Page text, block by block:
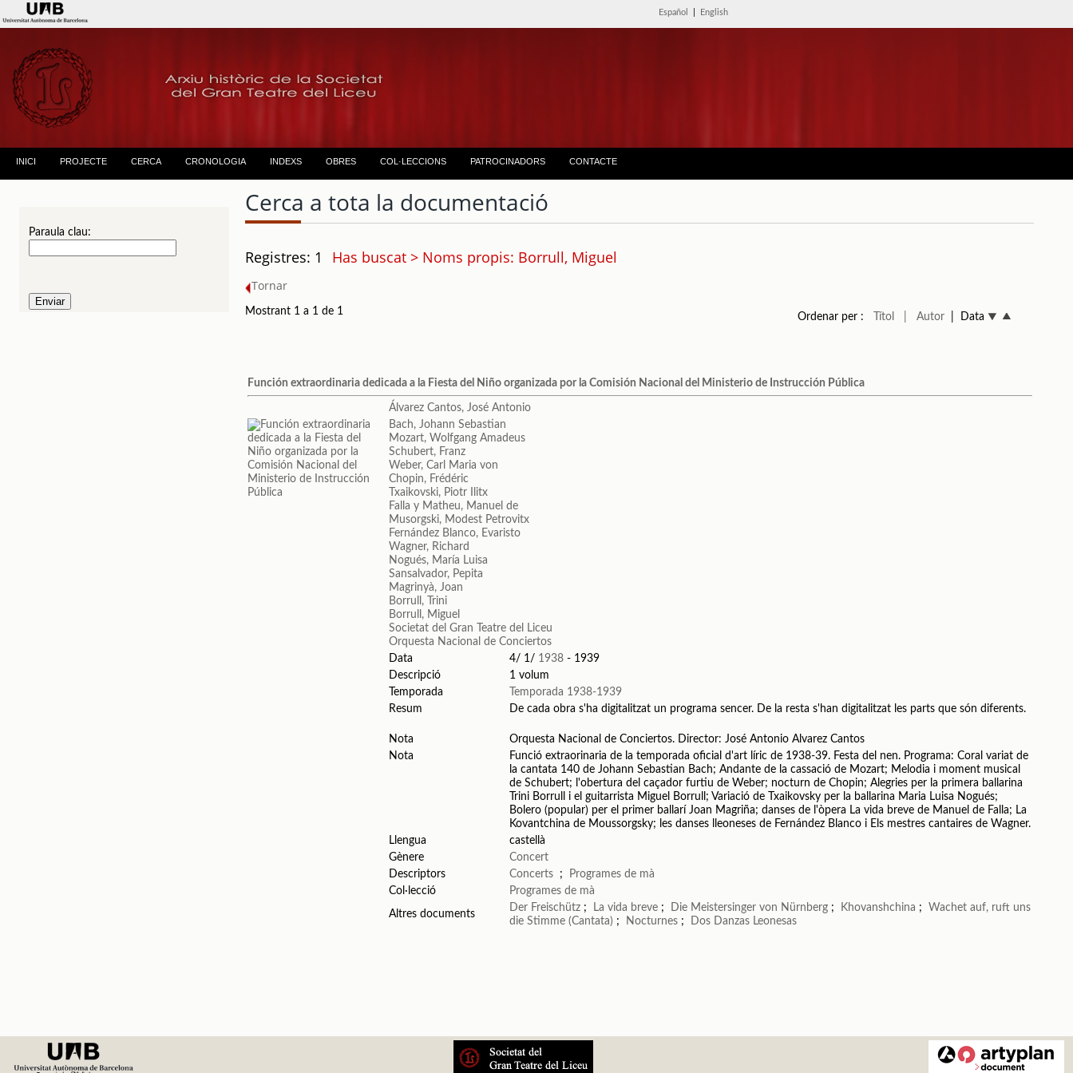
Español English
INICI PROJECTE CERCA CRONOLOGIA INDEXS OBRES COL·LECCIONS PATROCINADORS CONTACTE
Paraula clau:
Cerca a tota la documentació
Registres: 1 Has buscat > Noms propis: Borrull, Miguel
Tornar
Mostrant 1 a 1 de 1 Ordenar per : Títol | Autor| Data
Función extraordinaria dedicada a la Fiesta del Niño organizada por la Comisión Nacional del Ministerio de Instrucción Pública
Álvarez Cantos, José Antonio
Bach, Johann Sebastian
Mozart, Wolfgang Amadeus
Schubert, Franz
Weber, Carl Maria von
Chopin, Frédéric
Txaikovski, Piotr Ilitx
Falla y Matheu, Manuel de
Musorgski, Modest Petrovitx
Fernández Blanco, Evaristo
Wagner, Richard
Nogués, María Luisa
Sansalvador, Pepita
Magrinyà, Joan
Borrull, Trini
Borrull, Miguel
Societat del Gran Teatre del Liceu
Orquesta Nacional de Conciertos
Data
4/ 1/ 1938 - 1939
Descripció
1 volum
Temporada
Temporada 1938-1939
Resum
De cada obra s'ha digitalitzat un programa sencer. De la resta s'han digitalitzat les parts que són diferents.
Nota
Orquesta Nacional de Conciertos. Director: José Antonio Alvarez Cantos
Nota
Funció extraorinaria de la temporada oficial d'art líric de 1938-39. Festa del nen. Programa: Coral variat de
la cantata 140 de Johann Sebastian Bach; Andante de la cassació de Mozart; Melodia i moment musical
de Schubert; l'obertura del caçador furtiu de Weber; nocturn de Chopin; Alegries per la primera ballarina
Trini Borrull i el guitarrista Miguel Borrull; Variació de Txaikovsky per la ballarina Maria Luisa Nogués;
Bolero (popular) per el primer ballarí Joan Magriña; danses de l'òpera La vida breve de Manuel de Falla; La
Kovantchina de Moussorgsky; les danses lleoneses de Fernández Blanco i Els mestres cantaires de Wagner.
Llengua
castellà
Gènere
Concert
Descriptors
Concerts ;
Programes de mà
Col·lecció
Programes de mà
Altres documents
Der Freischütz ; La vida breve ; Die Meistersinger von Nürnberg ; Khovanshchina ;Wachet auf, ruft uns
die Stimme (Cantata) ; Nocturnes ; Dos Danzas Leonesas